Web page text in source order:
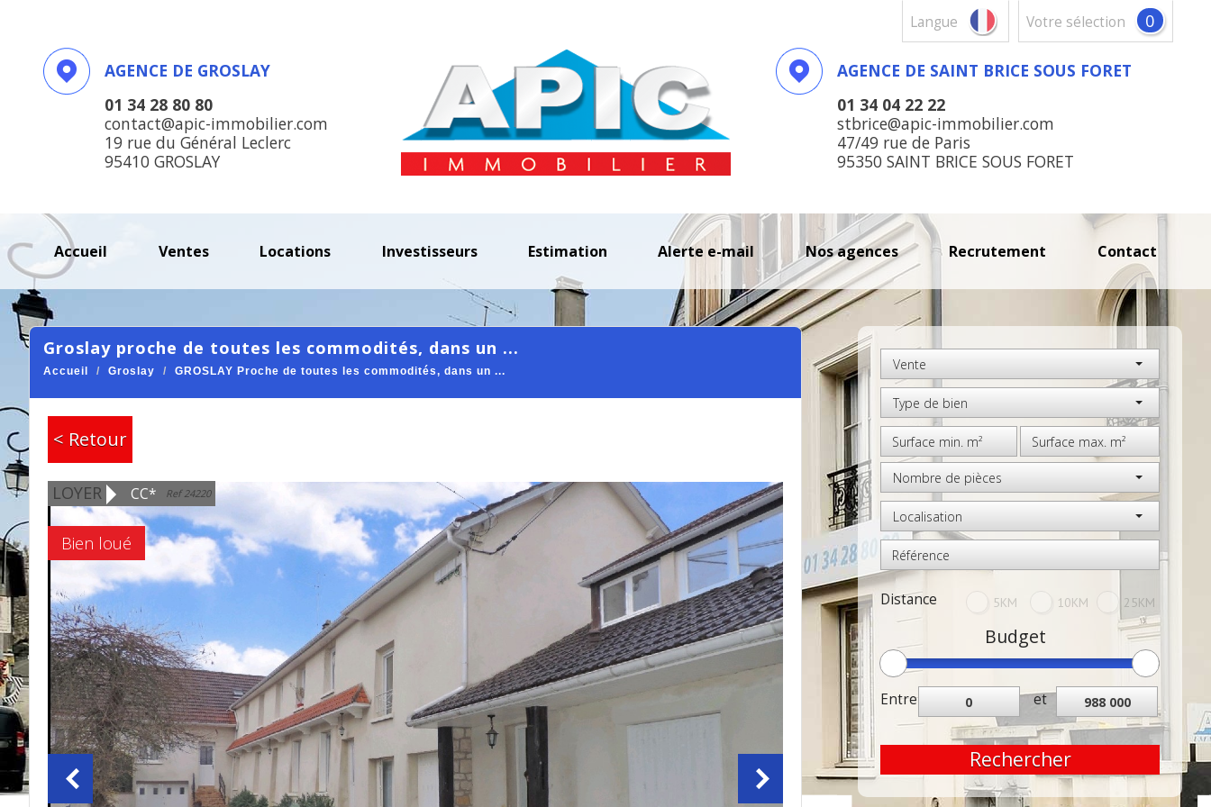
votre sélection 0
Langue
AGENCE DE GROSLAY
01 34 28 80 80
contact@apic-immobilier.com
19 rue du Général Leclerc
95410 GROSLAY
AGENCE DE SAINT BRICE SOUS FORET
01 34 04 22 22
stbrice@apic-immobilier.com
47/49 rue de Paris
95350 SAINT BRICE SOUS FORET
accueil ventes locations investisseurs estimation alerte e-mail nos agences recrutement contact
Vente
Type de bien
Nombre de pièces
Localisation
Distance 5KM 10KM 25KM
Budget
Entre et
Rechercher
groslay proche de toutes les commodités, dans un ...
Accueil Groslay GROSLAY Proche de toutes les commodités, dans un ...
< Retour
LOYER CC* Ref 24220
Bien loué